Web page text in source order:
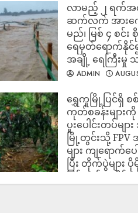
လာမည့် ၂ ရက်အ
ဆက်လက် အားက
မည်၊ မြစ် ၄ စင်း
ရေမှတ်ရောက်နို
အချို့ ရေကြီးမှု
ADMIN
ရွှေကူမြို့ပြင်ရှိ စ
ကုတ်စခန်းများကို
ပူးပေါင်းတပ်မျာ
မြို့တွင်းသို့ FPV ဒ
များ ကျရောက်
ပြီး တိုက်ပွဲများ ပို
ပြင်းထန်လာနိုင်